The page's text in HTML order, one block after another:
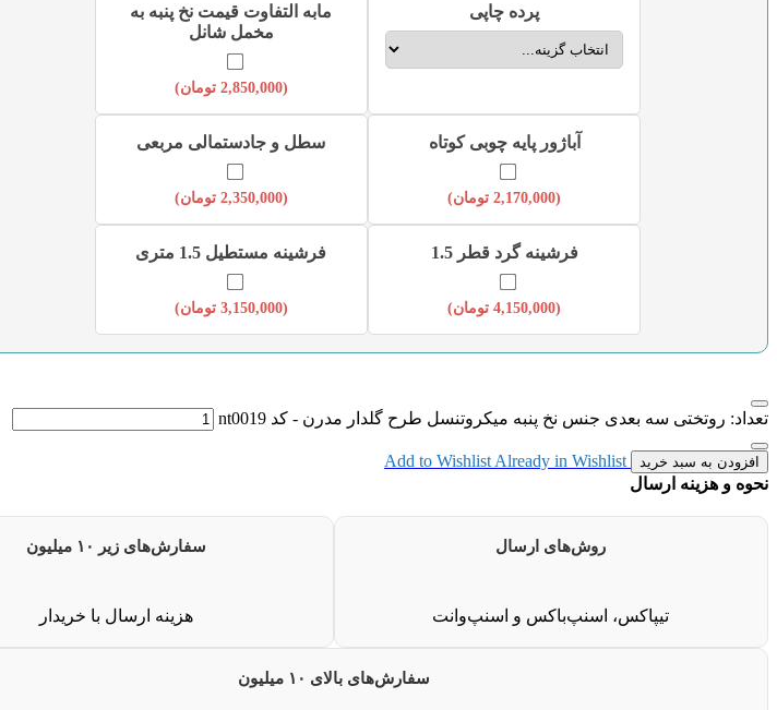
پرده چاپی
مابه التفاوت قیمت نخ پنبه به
مخمل شانل
(
2,850,000 تومان)
آباژور پایه چوبی کوتاه
(
2,170,000 تومان)
سطل و جادستمالی مربعی
(
2,350,000 تومان)
فرشینه گرد قطر 1.5
(
4,150,000 تومان)
فرشینه مستطیل 1.5 متری
(
3,150,000 تومان)
تعداد: روتختی سه بعدی جنس نخ پنبه میکروتنسل طرح گلدار مدرن - کد nt0019
افزودن به سبد خرید Add to Wishlist Already in Wishlist
نحوه و هزینه ارسال
روش‌های ارسال
تیپاکس، اسنپ‌باکس و اسنپ‌وانت
سفارش‌های زیر ۱۰ میلیون
هزینه ارسال با خریدار
سفارش‌های بالای ۱۰ میلیون